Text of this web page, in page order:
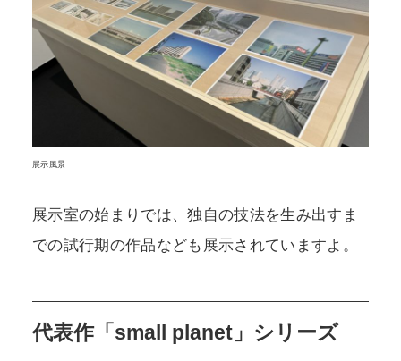
展示風景
展示室の始まりでは、独自の技法を生み出すま
での試行期の作品なども展示されていますよ。
代表作「small planet」シリーズ